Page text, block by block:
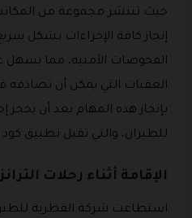
حيث تنتشر مجموعة من
إنجاز كافة الإجراءات بشكل
الفحوصات الأمنية، مما
العقبات التي يمكن أن تصادفه
بإنجاز هذه المهام بعد أن يحجز
للطيران، والتي تقبل تطبيق
الإقامة أثناء رحلات
استطاعت شركة القطرية